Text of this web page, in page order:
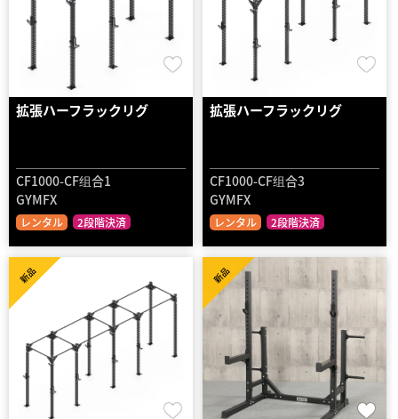
拡張ハーフラックリグ
CF1000-CF组合1
GYMFX
レンタル 2段階決済
拡張ハーフラックリグ
CF1000-CF组合3
GYMFX
レンタル 2段階決済
新品 新品